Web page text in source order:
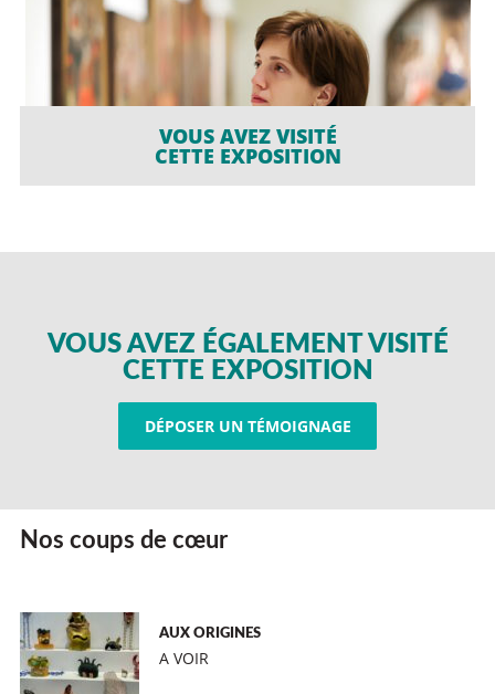
VOUS AVEZ VISITÉ
CETTE EXPOSITION
VOUS AVEZ ÉGALEMENT VISITÉ
CETTE EXPOSITION
DÉPOSER UN TÉMOIGNAGE
Nos coups de cœur
AUX ORIGINES
A VOIR